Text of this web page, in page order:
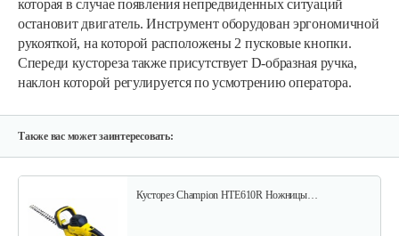
которая в случае появления непредвиденных ситуаций
остановит двигатель. Инструмент оборудован эргономичной
рукояткой, на которой расположены 2 пусковые кнопки.
Спереди кустореза также присутствует D-образная ручка,
наклон которой регулируется по усмотрению оператора.
Также вас может заинтересовать:
Кусторез Champion HTE610R Ножницы…